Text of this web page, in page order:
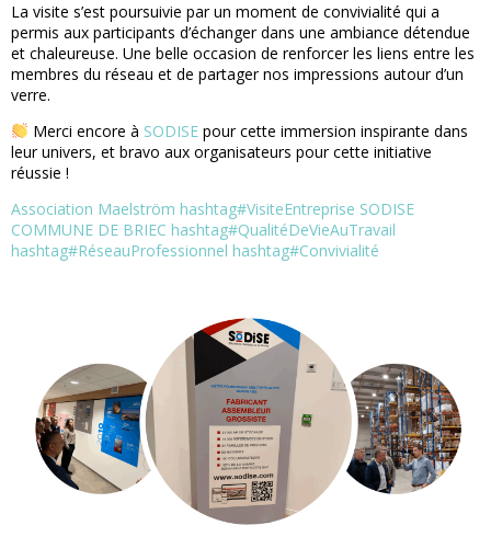
La visite s’est poursuivie par un moment de convivialité qui a
permis aux participants d’échanger dans une ambiance détendue
et chaleureuse. Une belle occasion de renforcer les liens entre les
membres du réseau et de partager nos impressions autour d’un
verre.
Merci encore à SODISEpour cette immersion inspirante dans
leur univers, et bravo aux organisateurs pour cette initiative
réussie !
Association Maelström hashtag#VisiteEntreprise SODISE
COMMUNE DE BRIEC hashtag#QualitéDeVieAuTravail
hashtag#RéseauProfessionnel hashtag#Convivialité